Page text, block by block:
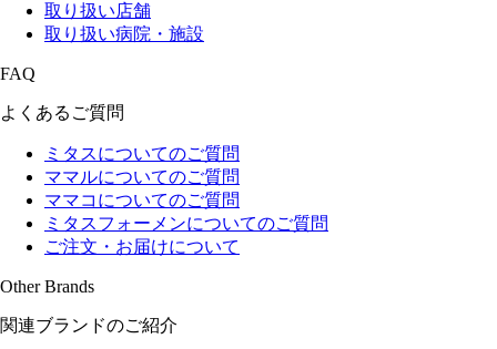
取り扱い店舗
取り扱い病院・施設
FAQ
よくあるご質問
ミタスについてのご質問
ママルについてのご質問
ママコについてのご質問
ミタスフォーメンについてのご質問
ご注文・お届けについて
Other Brands
関連ブランドのご紹介